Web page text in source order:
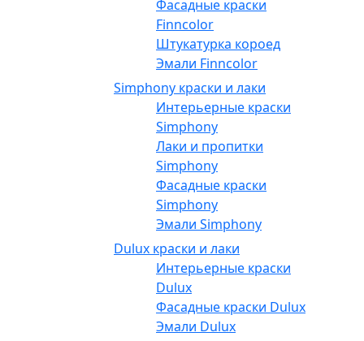
Фасадные краски
Finncolor
Штукатурка короед
Эмали Finncolor
Simphony краски и лаки
Интерьерные краски
Simphony
Лаки и пропитки
Simphony
Фасадные краски
Simphony
Эмали Simphony
Dulux краски и лаки
Интерьерные краски
Dulux
Фасадные краски Dulux
Эмали Dulux